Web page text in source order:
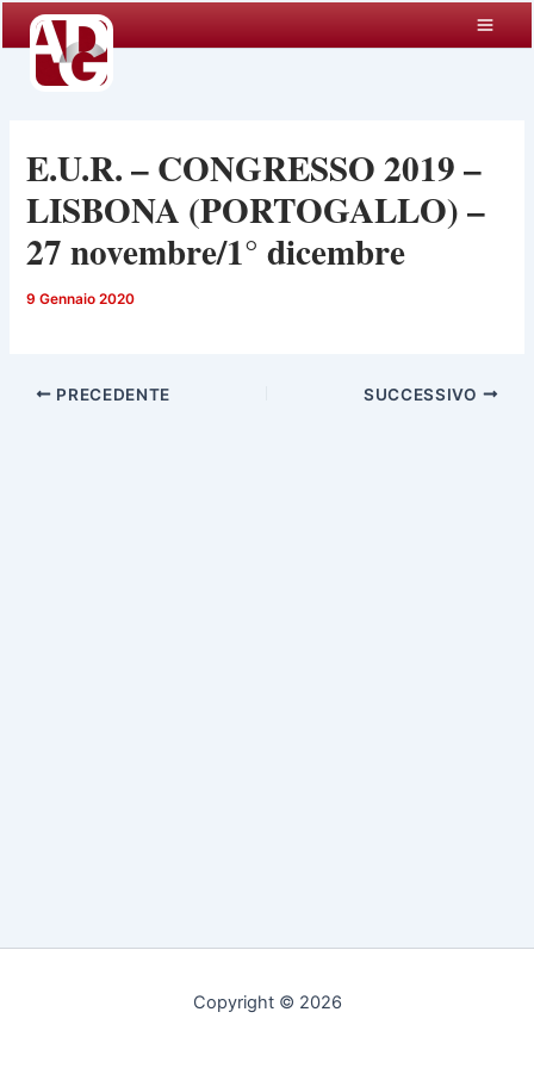
contenuto
E.U.R. – CONGRESSO 2019 –
LISBONA (PORTOGALLO) –
27 novembre/1° dicembre
9 Gennaio 2020
PRECEDENTE SUCCESSIVO
Copyright © 2026